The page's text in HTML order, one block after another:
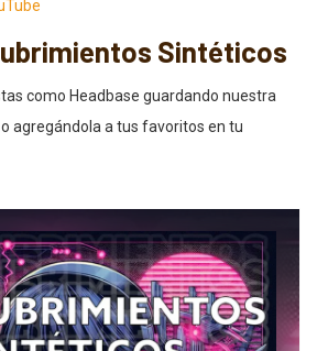
Sintéticos
como Headbase guardando nuestra
agregándola a tus favoritos en tu